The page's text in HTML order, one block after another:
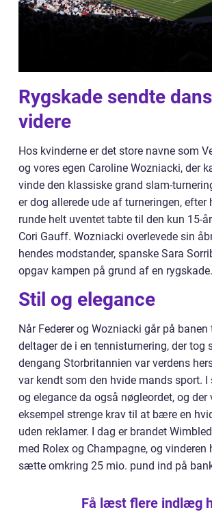
Rygskade sendte
videre
Hos kvinderne er det store navne som
og vores egen Caroline Wozniacki, der
vinde den klassiske grand slam-
er dog allerede ude af turneringen, efter
runde helt uventet tabte til den kun 15-
Cori Gauff. Wozniacki overlevede sin
hendes modstander, spanske Sara
opgav kampen på grund af en rygskade.
Stil og elegance
Når Federer og Wozniacki går på
deltager de i en tennisturnering, der tog
dengang Storbritannien var verdens
var kendt som den hvide mands sport. I
og elegance da også nøgleordet, og der
eksempel strenge krav til at bære en
uden reklamer. I dag er brandet
med Rolex og Champagne, og vinderen
sætte omkring 25 mio. pund ind på
Få læst flere indlæg